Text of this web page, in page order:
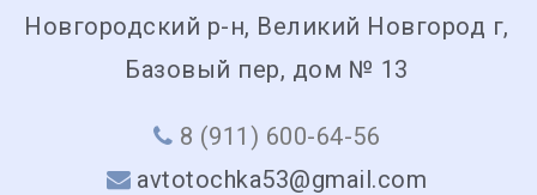
Новгородский р-н, Великий Новгород г,
Базовый пер, дом № 13
8 (911) 600-64-56
avtotochka53@gmail.com